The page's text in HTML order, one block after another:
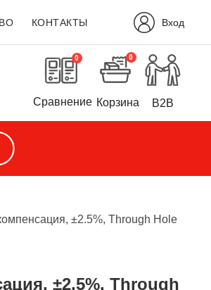
КОНТАКТЫ Вход
0
Сравнение
0
Корзина B2B
±2.5%, Through Hole